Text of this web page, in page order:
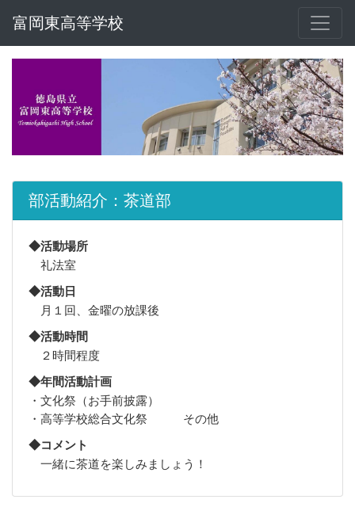
富岡東高等学校
部活動紹介：茶道部
◆活動場所
礼法室
◆活動日
月１回、金曜の放課後
◆活動時間
２時間程度
◆年間活動計画
・文化祭（お手前披露）
・高等学校総合文化祭 その他
◆コメント
一緒に茶道を楽しみましょう！